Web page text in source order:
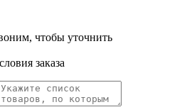
чтобы уточнить
заказа